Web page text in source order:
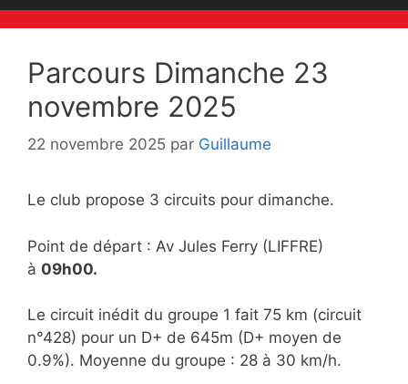
Parcours Dimanche 23
novembre 2025
22 novembre 2025 par Guillaume
Le club propose 3 circuits pour dimanche.
Point de départ : Av Jules Ferry (LIFFRE)
à 09h00.
Le circuit inédit du groupe 1 fait 75 km (circuit
n°428) pour un D+ de 645m (D+ moyen de
0.9%). Moyenne du groupe : 28 à 30 km/h.